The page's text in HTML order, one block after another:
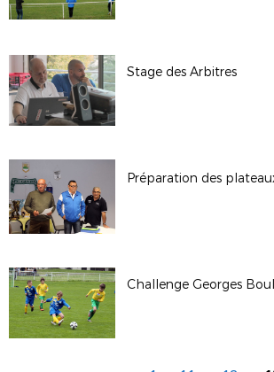
Stage des Arbitres